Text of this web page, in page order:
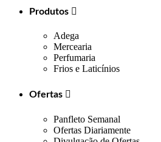
Produtos
Adega
Mercearia
Perfumaria
Frios e Laticínios
Ofertas 
Panfleto Semanal
Ofertas Diariamente